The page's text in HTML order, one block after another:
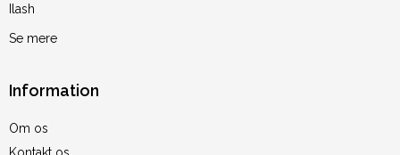
Ilash
Se mere
Information
Om os
Kontakt os